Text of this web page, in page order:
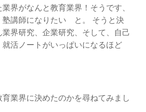
界がなんと教育業界！そうです、
講師になりたい と。 そうと決
業界研究、企業研究、そして、自己
活ノートがいっぱいになるほど
業界に決めたのかを尋ねてみまし